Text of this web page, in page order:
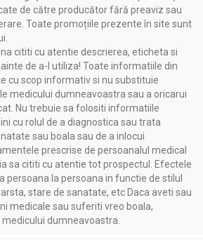
de către producător fără preaviz sau
Toate promoțiile prezente în site sunt
cititi cu atentie descrierea, eticheta si
de a-l utiliza! Toate informatiile din
cu scop informativ si nu substituie
medicului dumneavoastra sau a oricarui
Nu trebuie sa folositi informatiile
cu rolul de a diagnostica sau trata
sau boala sau de a inlocui
prescrise de persoanalul medical
sa cititi cu atentie tot prospectul. Efectele
persoana la persoana in functie de stilul
stare de sanatate, etc Daca aveti sau
medicale sau suferiti vreo boala,
dumneavoastra.